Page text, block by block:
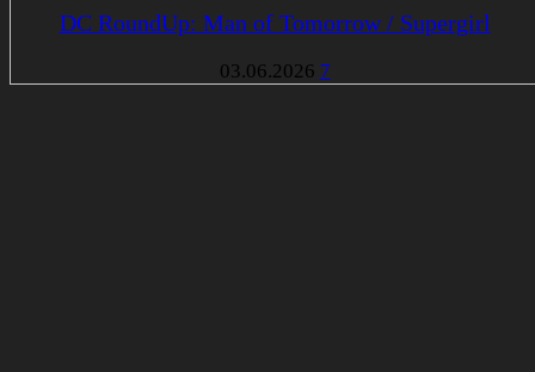
DC RoundUp: Man of Tomorrow / Supergirl
03.06.2026 7